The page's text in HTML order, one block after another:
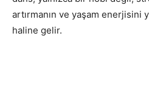
artırmanın ve yaşam enerjisini
haline gelir.